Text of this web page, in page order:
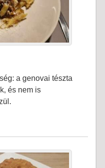
a genovai tészta
és nem is